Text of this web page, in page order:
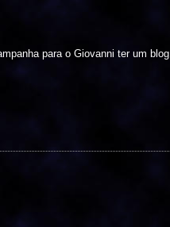
para o Giovanni ter um blog.